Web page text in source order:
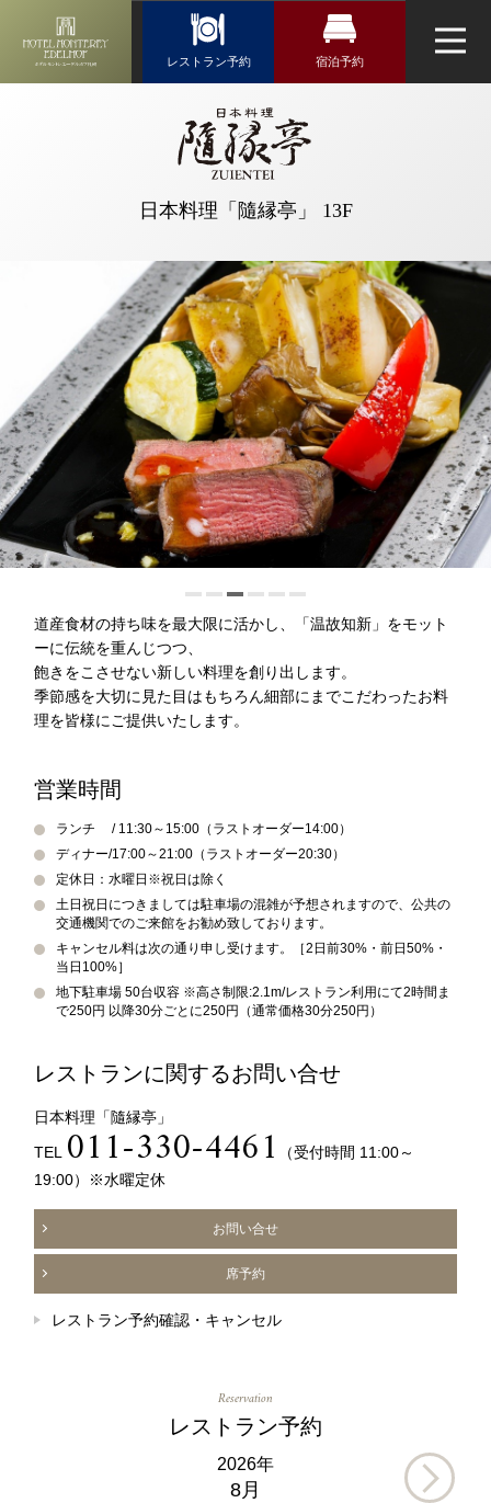
幌｜札幌駅近
くのホテル
（札幌市）
宿泊予約
レストラン予約
日本料理「隨縁亭」 13F
道産食材の持ち味を最大限に活かし、「温故知新」をモット
ーに伝統を重んじつつ、
飽きをこさせない新しい料理を創り出します。
季節感を大切に見た目はもちろん細部にまでこだわったお料
理を皆様にご提供いたします。
営業時間
ランチ / 11:30～15:00（ラストオーダー14:00）
ディナー/17:00～21:00（ラストオーダー20:30）
定休日：水曜日※祝日は除く
土日祝日につきましては駐車場の混雑が予想されますので、公共の
交通機関でのご来館をお勧め致しております。
キャンセル料は次の通り申し受けます。［2日前30%・前日50%・
当日100%］
地下駐車場 50台収容 ※高さ制限:2.1m/レストラン利用にて2時間ま
で250円 以降30分ごとに250円（通常価格30分250円）
レストランに関するお問い合せ
日本料理「隨縁亭」
TEL
011-330-4461
（受付時間 11:00～
19:00）※水曜定休
お問い合せ
席予約
レストラン予約確認・キャンセル
Reservation
レストラン予約
2026年
8月
ウエディング
アクセス・観光情報
よくあるご質問
お問い合せ
オンラインショップ
ップ
アド
バイ
ザー
ユー
チュ
イン
スタ
ム
イス
ク
クラブモントレ
求人情報
エリア別ホテル一覧
Reservation
レストラン予約
日本料理「隨縁亭」
ネットで予約する
（受付時間 11:00～19:00）※水曜定休
TEL 011-330-4461
お問い合わせ
宿泊検索
航空券＋宿泊検索
新幹線・JR＋宿泊検索
チェックイン
チェックアウト
2人 室数 1室
チェックイン日がお決まりでない方
宿泊予約確認・キャンセル